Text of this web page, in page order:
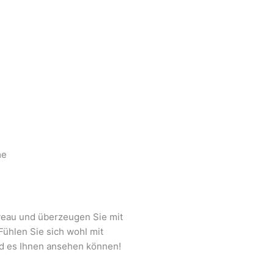
und überzeugen Sie mit
Sie sich wohl mit
es Ihnen ansehen können!